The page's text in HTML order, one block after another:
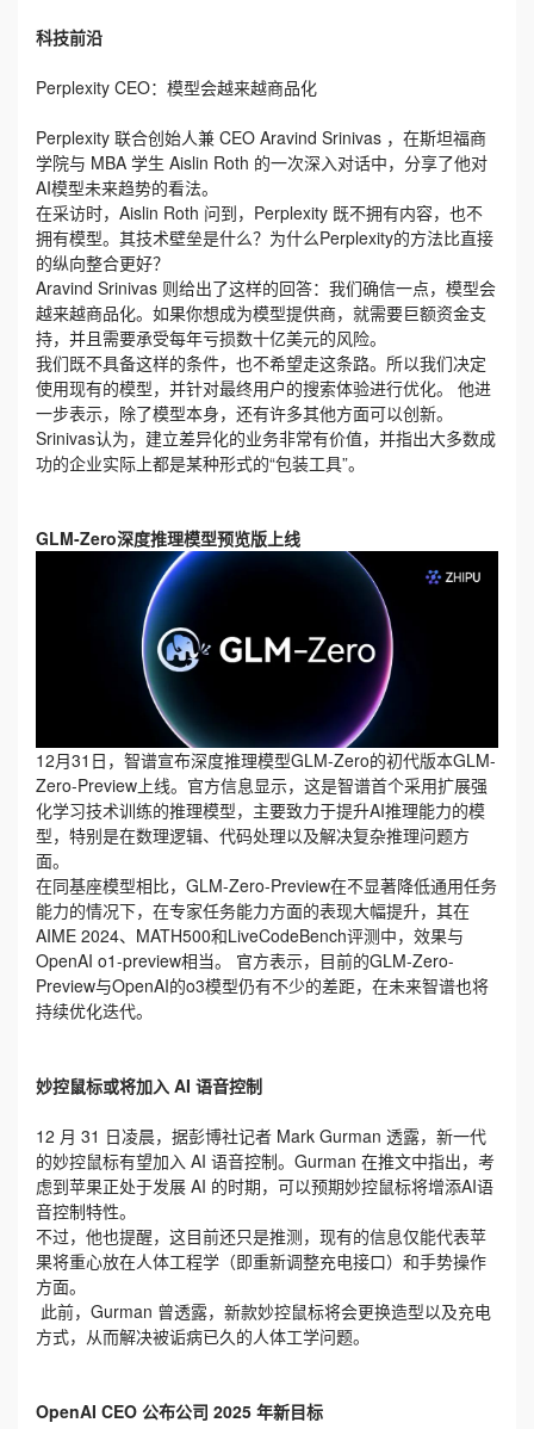
科技前沿
Perplexity CEO：模型会越来越商品化
Perplexity 联合创始人兼 CEO Aravind Srinivas ，在斯坦福商
学院与 MBA 学生 Aislin Roth 的一次深入对话中，分享了他对
AI模型未来趋势的看法。
在采访时，Aislin Roth 问到，Perplexity 既不拥有内容，也不
拥有模型。其技术壁垒是什么？为什么Perplexity的方法比直接
的纵向整合更好？
Aravind Srinivas 则给出了这样的回答：我们确信一点，模型会
越来越商品化。如果你想成为模型提供商，就需要巨额资金支
持，并且需要承受每年亏损数十亿美元的风险。
我们既不具备这样的条件，也不希望走这条路。所以我们决定
使用现有的模型，并针对最终用户的搜索体验进行优化。 他进
一步表示，除了模型本身，还有许多其他方面可以创新。
Srinivas认为，建立差异化的业务非常有价值，并指出大多数成
功的企业实际上都是某种形式的“包装工具”。
GLM-Zero深度推理模型预览版上线
12月31日，智谱宣布深度推理模型GLM-Zero的初代版本GLM-
Zero-Preview上线。官方信息显示，这是智谱首个采用扩展强
化学习技术训练的推理模型，主要致力于提升AI推理能力的模
型，特别是在数理逻辑、代码处理以及解决复杂推理问题方
面。
在同基座模型相比，GLM-Zero-Preview在不显著降低通用任务
能力的情况下，在专家任务能力方面的表现大幅提升，其在
AIME 2024、MATH500和LiveCodeBench评测中，效果与
OpenAI o1-preview相当。 官方表示，目前的GLM-Zero-
Preview与OpenAI的o3模型仍有不少的差距，在未来智谱也将
持续优化迭代。
妙控鼠标或将加入 AI 语音控制
12 月 31 日凌晨，据彭博社记者 Mark Gurman 透露，新一代
的妙控鼠标有望加入 AI 语音控制。Gurman 在推文中指出，考
虑到苹果正处于发展 AI 的时期，可以预期妙控鼠标将增添AI语
音控制特性。
不过，他也提醒，这目前还只是推测，现有的信息仅能代表苹
果将重心放在人体工程学（即重新调整充电接口）和手势操作
方面。
此前，Gurman 曾透露，新款妙控鼠标将会更换造型以及充电
方式，从而解决被诟病已久的人体工学问题。
OpenAI CEO 公布公司 2025 年新目标